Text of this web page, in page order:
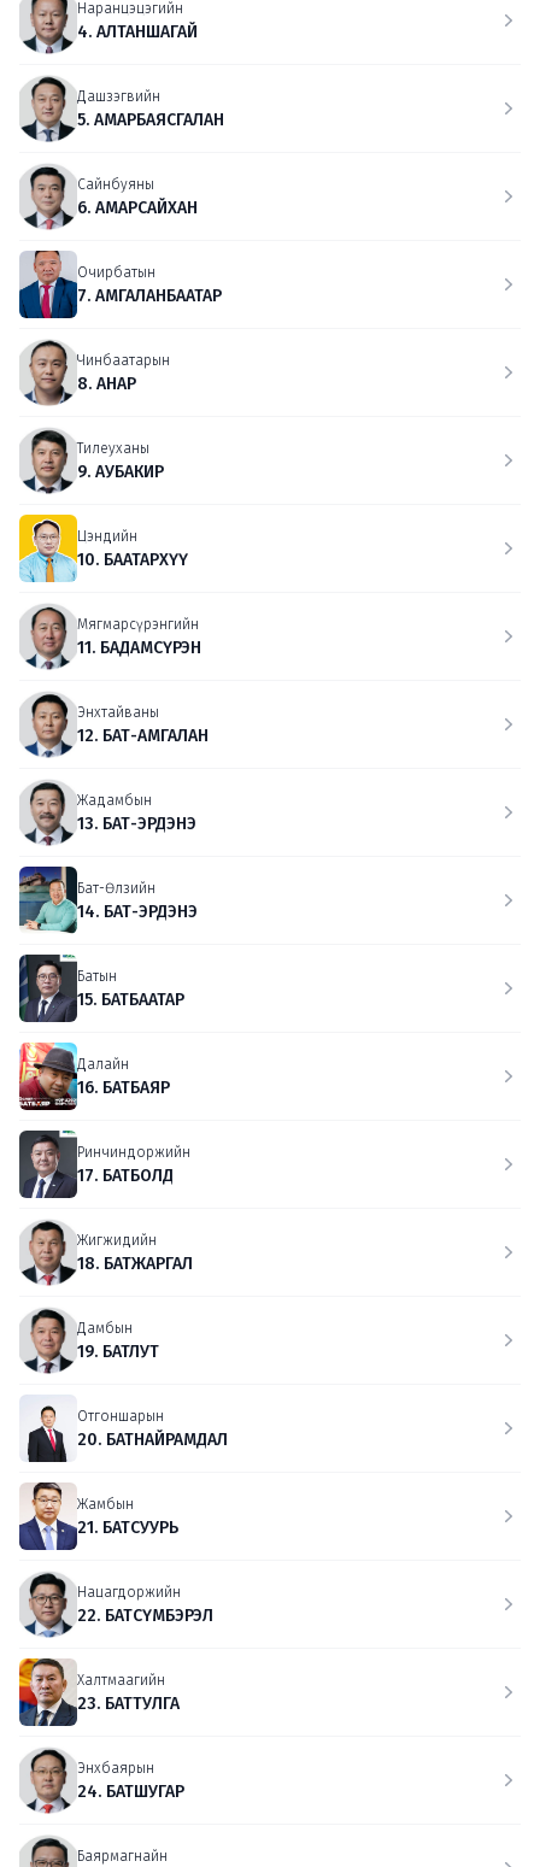
Наранцэцэгийн
4. АЛТАНШАГАЙ
Дашзэгвийн
5. АМАРБАЯСГАЛАН
Сайнбуяны
6. АМАРСАЙХАН
Очирбатын
7. АМГАЛАНБААТАР
Чинбаатарын
8. АНАР
Тилеуханы
9. АУБАКИР
Цэндийн
10. БААТАРХҮҮ
Мягмарсүрэнгийн
11. БАДАМСҮРЭН
Энхтайваны
12. БАТ-АМГАЛАН
Жадамбын
13. БАТ-ЭРДЭНЭ
Бат-Өлзийн
14. БАТ-ЭРДЭНЭ
Батын
15. БАТБААТАР
Далайн
16. БАТБАЯР
Ринчиндоржийн
17. БАТБОЛД
Жигжидийн
18. БАТЖАРГАЛ
Дамбын
19. БАТЛУТ
Отгоншарын
20. БАТНАЙРАМДАЛ
Жамбын
21. БАТСУУРЬ
Нацагдоржийн
22. БАТСҮМБЭРЭЛ
Халтмаагийн
23. БАТТУЛГА
Энхбаярын
24. БАТШУГАР
Баярмагнайн